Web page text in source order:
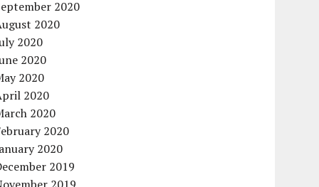
2020
2020
2020
2020
2020
2020
2020
2020
2020
2019